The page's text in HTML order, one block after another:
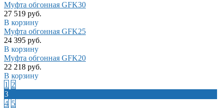
Муфта обгонная GFK30
27 519 руб.
В корзину
Муфта обгонная GFK25
24 395 руб.
В корзину
Муфта обгонная GFK20
22 218 руб.
В корзину
1 2
3
4 5